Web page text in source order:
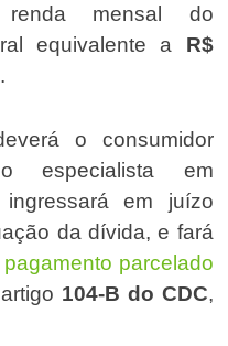
mensal do
equivalente a R$
.
o consumidor
especialista em
ingressará em juízo
da dívida, e fará
parcelado
104-B do CDC,